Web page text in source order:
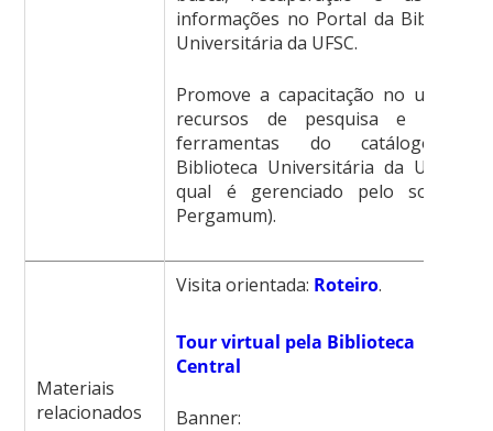
informações no Portal da Biblioteca
Universitária da UFSC.
Promove a capacitação no uso dos
recursos de pesquisa e demais
ferramentas do catálogo da
Biblioteca Universitária da UFSC (o
qual é gerenciado pelo software
Pergamum).
Materiais
relacionados
Visita orientada: Roteiro.
Tour virtual pela Biblioteca
Central
Banner: